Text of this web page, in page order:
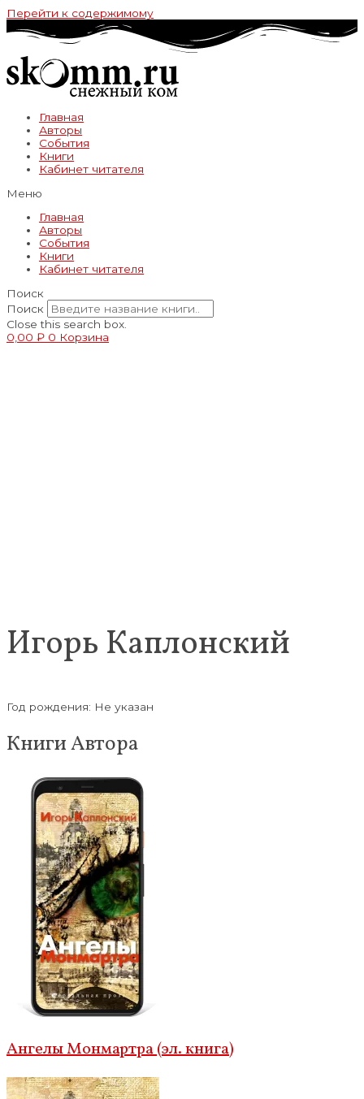
Перейти к содержимому
Главная
Авторы
События
Книги
Кабинет читателя
Меню
Главная
Авторы
События
Книги
Кабинет читателя
Поиск
Поиск
Close this search box.
0,00 ₽ 0 Корзина
Игорь Каплонский
Год рождения: Не указан
Книги Автора
Ангелы Монмартра (эл. книга)